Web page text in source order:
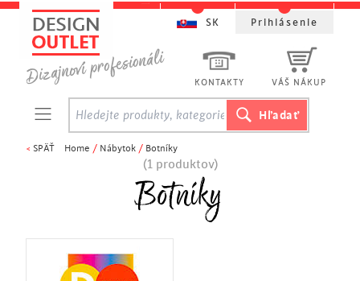
< SPÄŤ Home / Nábytok / Botníky
(1 produktov)
Botníky
KONTAKTY VÁŠ NÁKUP
SK Prihlásenie